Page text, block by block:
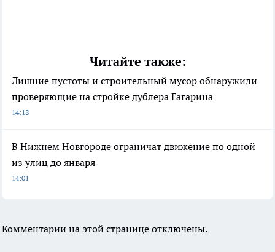
Читайте также:
Лишние пустоты и строительный мусор обнаружили
проверяющие на стройке дублера Гагарина
14:18
В Нижнем Новгороде ограничат движение по одной
из улиц до января
14:01
Комментарии на этой странице отключены.